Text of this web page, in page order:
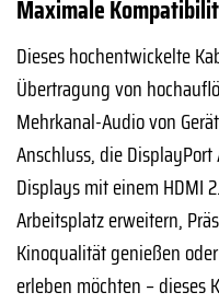
Maximale
Dieses hochentwickelte
Übertragung von
Mehrkanal-Audio von
Anschluss, die
Displays mit einem HDMI
Arbeitsplatz erweitern,
Kinoqualität genießen
erleben möchten – dieses